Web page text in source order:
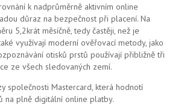
k nadprůměrně aktivním online
důraz na bezpečnost při placení. Na
5,2krát měsíčně, tedy častěji, než je
využívají moderní ověřovací metody, jako
otisků prstů používají přibližně tři
ze všech sledovaných zemí.
společnosti Mastercard, která hodnotí
plně digitální online platby.